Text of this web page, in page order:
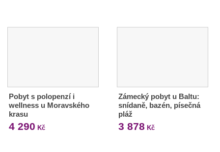
Pobyt s polopenzí i
wellness u Moravského
krasu
4 290 Kč
Zámecký pobyt u Baltu:
snídaně, bazén, písečná
pláž
3 878 Kč